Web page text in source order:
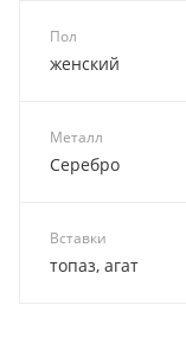
Пол
женский
Металл
Серебро
Вставки
топаз, агат